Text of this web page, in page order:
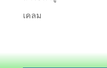
เคลม